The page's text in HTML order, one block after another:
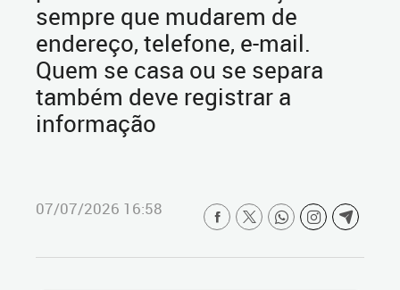
sempre que mudarem de
endereço, telefone, e-mail.
Quem se casa ou se separa
também deve registrar a
informação
07/07/2026 16:58